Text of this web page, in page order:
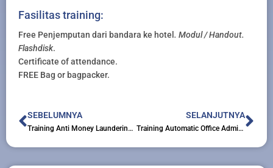
Fasilitas training:
Free Penjemputan dari bandara ke hotel . Modul / Handout.
Flashdisk.
Certificate of attendance.
FREE Bag or bagpacker.
Prev
SEBELUMNYA
Training Anti Money Laundering Consultants
SELANJUTNYA
Training Automatic Office Administration and Filling System